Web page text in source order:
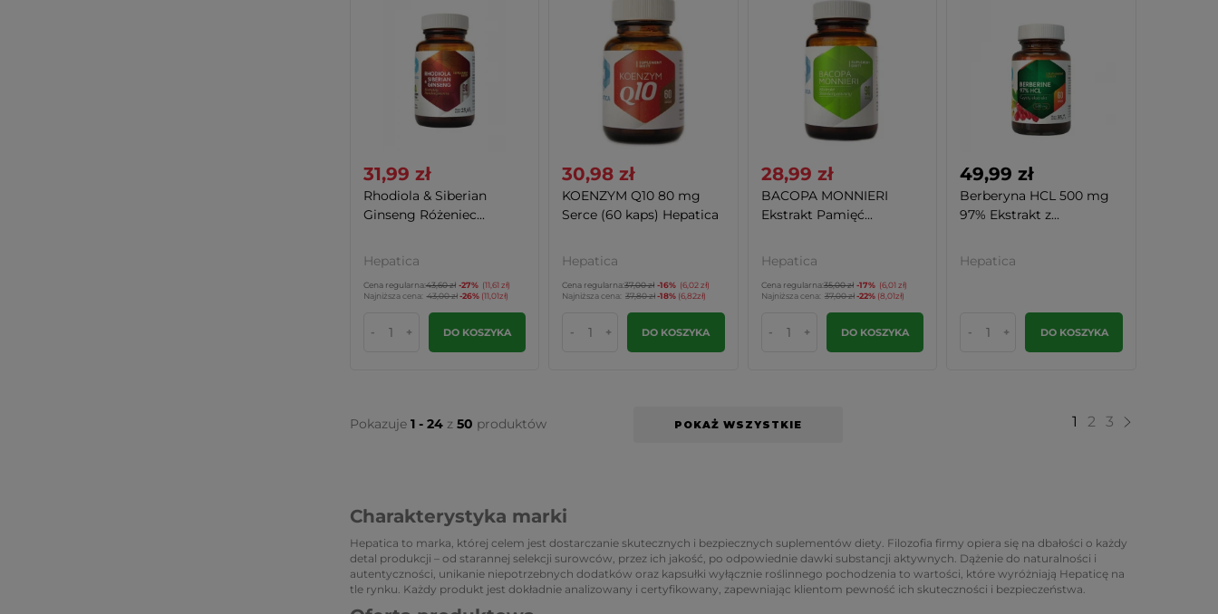
31,99 zł
Rhodiola & Siberian
Ginseng Różeniec...
Hepatica
Cena regularna:43,60 zł-27% (11,61 zł)
Najniższa cena: 43,00 zł -26%(11,01zł)
- + DO KOSZYKA
30,98 zł
KOENZYM Q10 80 mg
Serce (60 kaps) Hepatica
Hepatica
Cena regularna:37,00 zł -16% (6,02 zł)
Najniższa cena: 37,80 zł-18% (6,82zł)
- + DO KOSZYKA
28,99 zł
BACOPA MONNIERI
Ekstrakt Pamięć...
Hepatica
Cena regularna:35,00 zł-17% (6,01 zł)
Najniższa cena: 37,00 zł -22%(8,01zł)
- + DO KOSZYKA
49,99 zł
Berberyna HCL 500 mg
97% Ekstrakt z...
Hepatica
- + DO KOSZYKA
Pokazuje 1 - 24z 50 produktów POKAŻ WSZYSTKIE 1 2 3
Charakterystyka marki
Hepatica to marka, której celem jest dostarczanie skutecznych i bezpiecznych suplementów diety. Filozofia firmy opiera się na dbałości o każdy
detal produkcji – od starannej selekcji surowców, przez ich jakość, po odpowiednie dawki substancji aktywnych. Dążenie do naturalności i
autentyczności, unikanie niepotrzebnych dodatków oraz kapsułki wyłącznie roślinnego pochodzenia to wartości, które wyróżniają Hepaticę na
tle rynku. Każdy produkt jest dokładnie analizowany i certyfikowany, zapewniając klientom pewność ich skuteczności i bezpieczeństwa.